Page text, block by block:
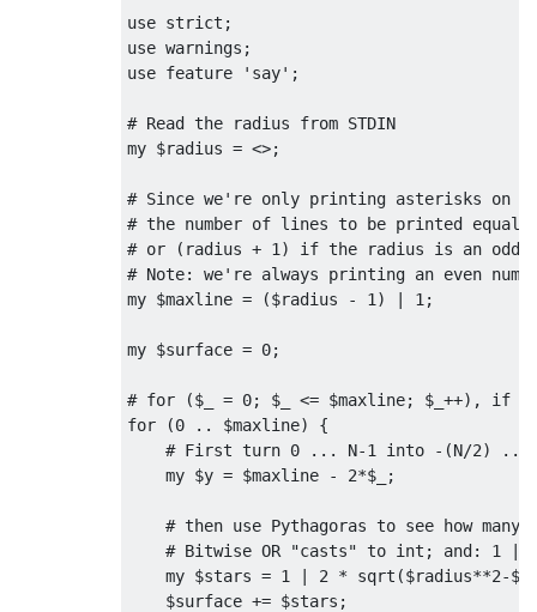
use strict;
use warnings;
use feature 'say';
# Read the radius from STDIN
my $radius = <>;
# Since we're only printing asterisks on
# the number of lines to be printed
# or (radius + 1) if the radius is an odd
# Note: we're always printing an even
my $maxline = ($radius - 1) | 1;
my $surface = 0;
# for ($_ = 0; $_ <= $maxline; $_++), if
for (0 .. $maxline) {
# First turn 0 ... N-1 into -(N/2)
    my $y = $maxline - 2*$_;
# then use Pythagoras to see how many
# Bitwise OR "casts" to int; and: 1 |
my $stars = 1 | 2 * sqrt($radius**2-
    $surface += $stars;